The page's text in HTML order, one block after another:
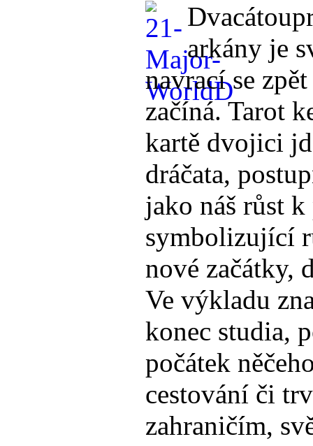
arkány je
navrací se
začíná. Tarot
kartě dvojici
dráčata,
jako náš růst
symbolizující
nové začátky,
Ve výkladu
konec studia,
počátek
cestování či
zahraničím,